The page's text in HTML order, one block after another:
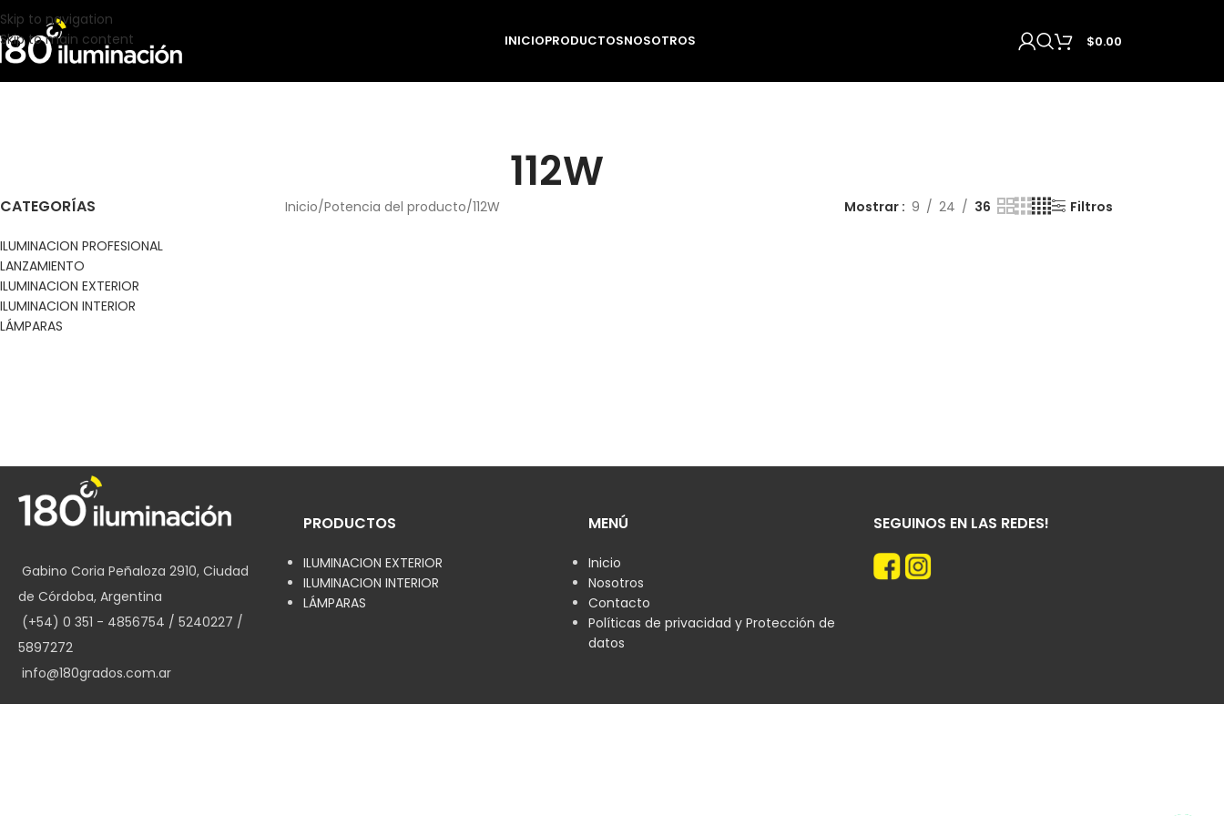
Skip to navigation
Skip to main content
INICIOPRODUCTOSNOSOTROS $0.00
112W
CATEGORÍAS
ILUMINACION PROFESIONAL
LANZAMIENTO
ILUMINACION EXTERIOR
ILUMINACION INTERIOR
LÁMPARAS
Inicio Potencia del producto 112W Mostrar 9 24 36 Filtros
Gabino Coria Peñaloza 2910, Ciudad
de Córdoba, Argentina
(+54) 0 351 - 4856754 / 5240227 /
5897272
info@180grados.com.ar
PRODUCTOS
ILUMINACION EXTERIOR
ILUMINACION INTERIOR
LÁMPARAS
MENÚ
Inicio
Nosotros
Contacto
Políticas de privacidad y Protección de
datos
SEGUINOS EN LAS REDES!